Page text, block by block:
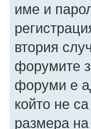
име и
втория
форумите
форуми е
който не
размера